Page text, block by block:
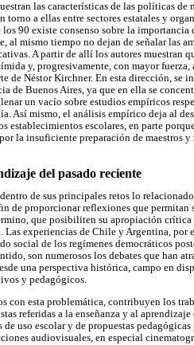
las características de las políticas
a ellas entre sectores estatales y
90 existe consenso sobre la
al mismo tiempo no dejan de señalar las
A partir de allí los autores muestran
y, progresivamente, con mayor
de Néstor Kirchner. En esta dirección, se
de Buenos Aires, ya que en ella se
un vacío sobre estudios empíricos
Así mismo, el análisis empírico deja al
establecimientos escolares, en parte
la insuficiente preparación de maestros y
del pasado reciente
de sus principales retos lo
de proporcionar reflexiones que permitan
que posibiliten su apropiación crítica
experiencias de Chile y Argentina, por
social de los regímenes democráticos
son numerosos los debates que han
una perspectiva histórica, campo en
y pedagógicos.
con esta problemática, contribuyen los
referidas a la enseñanza y al
uso escolar y de propuestas
audiovisuales, en especial